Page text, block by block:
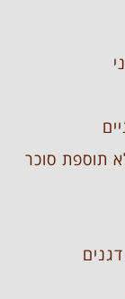
תוספת סוכר